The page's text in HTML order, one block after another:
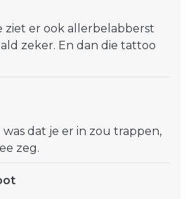
ziet er ook allerbelabberst
zeker. En dan die tattoo
dat je er in zou trappen,
zeg.